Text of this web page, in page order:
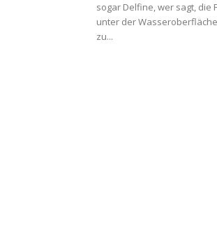
sogar Delfine, wer sagt, die
unter der
zu...